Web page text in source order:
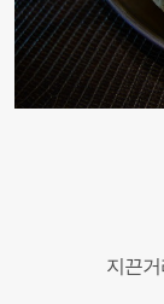
지끈